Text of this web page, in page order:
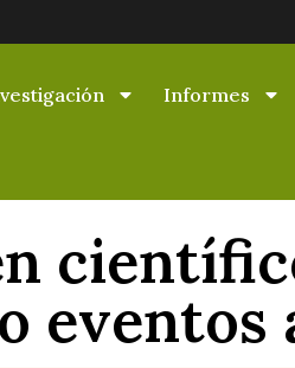
Informes
eventos